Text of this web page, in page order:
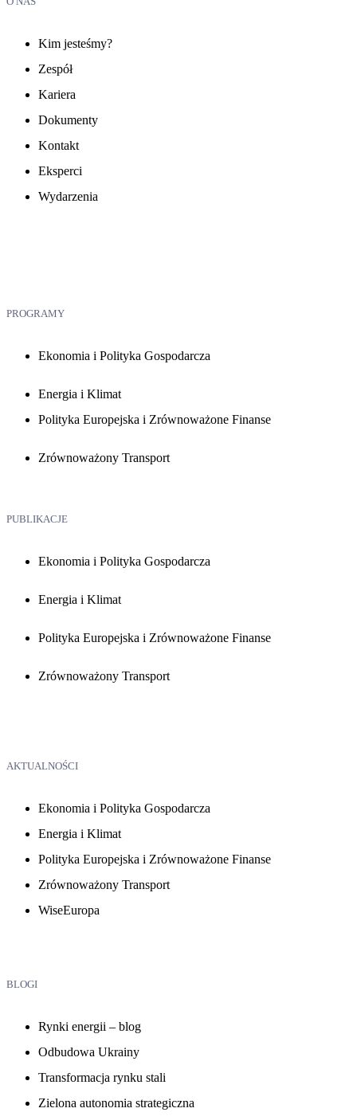
Kim jesteśmy?
Zespół
Kariera
Dokumenty
Kontakt
Eksperci
Wydarzenia
PROGRAMY
Ekonomia i Polityka Gospodarcza
Energia i Klimat
Polityka Europejska i Zrównoważone Finanse
Zrównoważony Transport
PUBLIKACJE
Ekonomia i Polityka Gospodarcza
Energia i Klimat
Polityka Europejska i Zrównoważone Finanse
Zrównoważony Transport
AKTUALNOŚCI
Ekonomia i Polityka Gospodarcza
Energia i Klimat
Polityka Europejska i Zrównoważone Finanse
Zrównoważony Transport
WiseEuropa
BLOGI
Rynki energii – blog
Odbudowa Ukrainy
Transformacja rynku stali
Zielona autonomia strategiczna